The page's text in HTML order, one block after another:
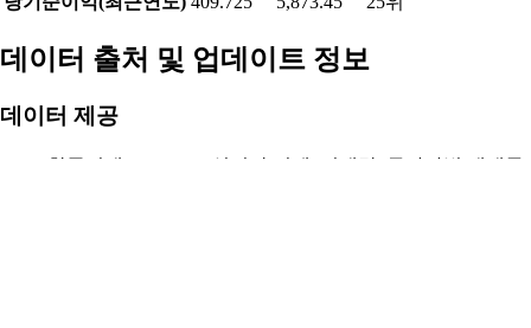
데이터 출처 및 업데이트 정보
데이터 제공